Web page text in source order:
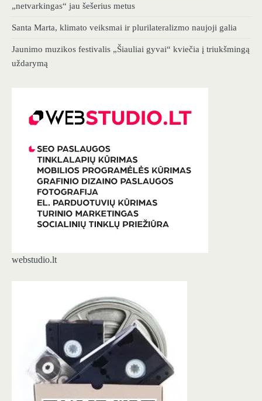
„netvarkingas“ jau šešerius metus
Santa Marta, klimato veiksmai ir plurilateralizmo naujoji galia
Jaunimo muzikos festivalis „Šiauliai gyvai“ kviečia į triukšmingą
uždarymą
webstudio.lt